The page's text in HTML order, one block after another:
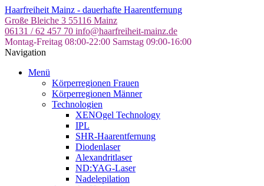
Skip
to
the
content
Haarfreiheit Mainz - dauerhafte Haarentfernung
Große Bleiche 3 55116 Mainz
06131 / 62 457 70 info@haarfreiheit-mainz.de
Montag-Freitag 08:00-22:00 Samstag 09:00-16:00
Navigation
Menü
Körperregionen Frauen
Körperregionen Männer
Technologien
XENOgel Technology
IPL
SHR-Haarentfernung
Diodenlaser
Alexandritlaser
ND:YAG-Laser
Nadelepilation